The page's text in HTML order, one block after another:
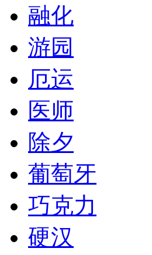
融化
游园
厄运
医师
除夕
葡萄牙
巧克力
硬汉